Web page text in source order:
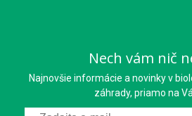
Nech vám nič
Najnovšie informácie a novinky v
záhrady, priamo na